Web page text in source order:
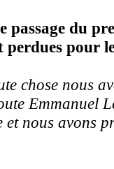
passage du
perdues pour
chose nous
Emmanuel
et nous avons